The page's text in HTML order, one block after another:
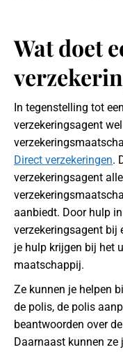
Wat doet
In tegenstelling tot
verzekeringsagent
Direct verzekeringen.
verzekeringsagent
aanbiedt. Door hulp
verzekeringsagent bij
je hulp krijgen bij het
maatschappij.
Ze kunnen je helpen
de polis, de polis
beantwoorden over
Daarnaast kunnen ze